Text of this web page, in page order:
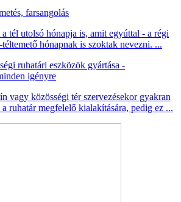
farsangolás
a tél utolsó hónapja is, amit egyúttal - a régi
hónapnak is szoktak nevezni. ...
ruhatári eszközök gyártása -
igényre
vagy közösségi tér szervezésekor gyakran
ruhatár megfelelő kialakítására, pedig ez ...